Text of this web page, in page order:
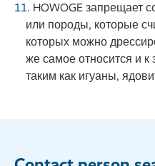
HOWOGE запрещает
или породы, которые
которых можно
же самое относится и к
таким как игуаны,